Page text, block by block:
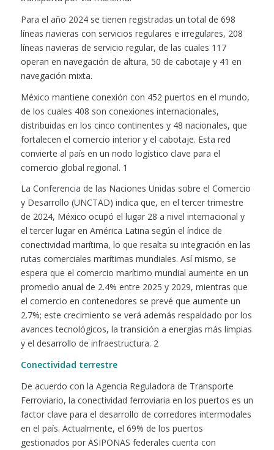
Para el año 2024 se tienen registradas un total de 698
líneas navieras con servicios regulares e irregulares, 208
líneas navieras de servicio regular, de las cuales 117
operan en navegación de altura, 50 de cabotaje y 41 en
navegación mixta.
México mantiene conexión con 452 puertos en el mundo,
de los cuales 408 son conexiones internacionales,
distribuidas en los cinco continentes y 48 nacionales, que
fortalecen el comercio interior y el cabotaje. Esta red
convierte al país en un nodo logístico clave para el
comercio global regional. 1
La Conferencia de las Naciones Unidas sobre el Comercio
y Desarrollo (UNCTAD) indica que, en el tercer trimestre
de 2024, México ocupó el lugar 28 a nivel internacional y
el tercer lugar en América Latina según el índice de
conectividad marítima, lo que resalta su integración en las
rutas comerciales marítimas mundiales. Así mismo, se
espera que el comercio marítimo mundial aumente en un
promedio anual de 2.4% entre 2025 y 2029, mientras que
el comercio en contenedores se prevé que aumente un
2.7%; este crecimiento se verá además respaldado por los
avances tecnológicos, la transición a energías más limpias
y el desarrollo de infraestructura. 2
Conectividad terrestre
De acuerdo con la Agencia Reguladora de Transporte
Ferroviario, la conectividad ferroviaria en los puertos es un
factor clave para el desarrollo de corredores intermodales
en el país. Actualmente, el 69% de los puertos
gestionados por ASIPONAS federales cuenta con